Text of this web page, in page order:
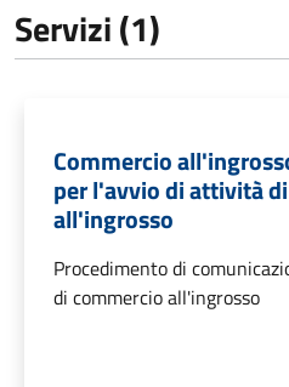
Servizi (1)
Commercio
per l'avvio di attività
all'ingrosso
Procedimento di
di commercio all'ingrosso